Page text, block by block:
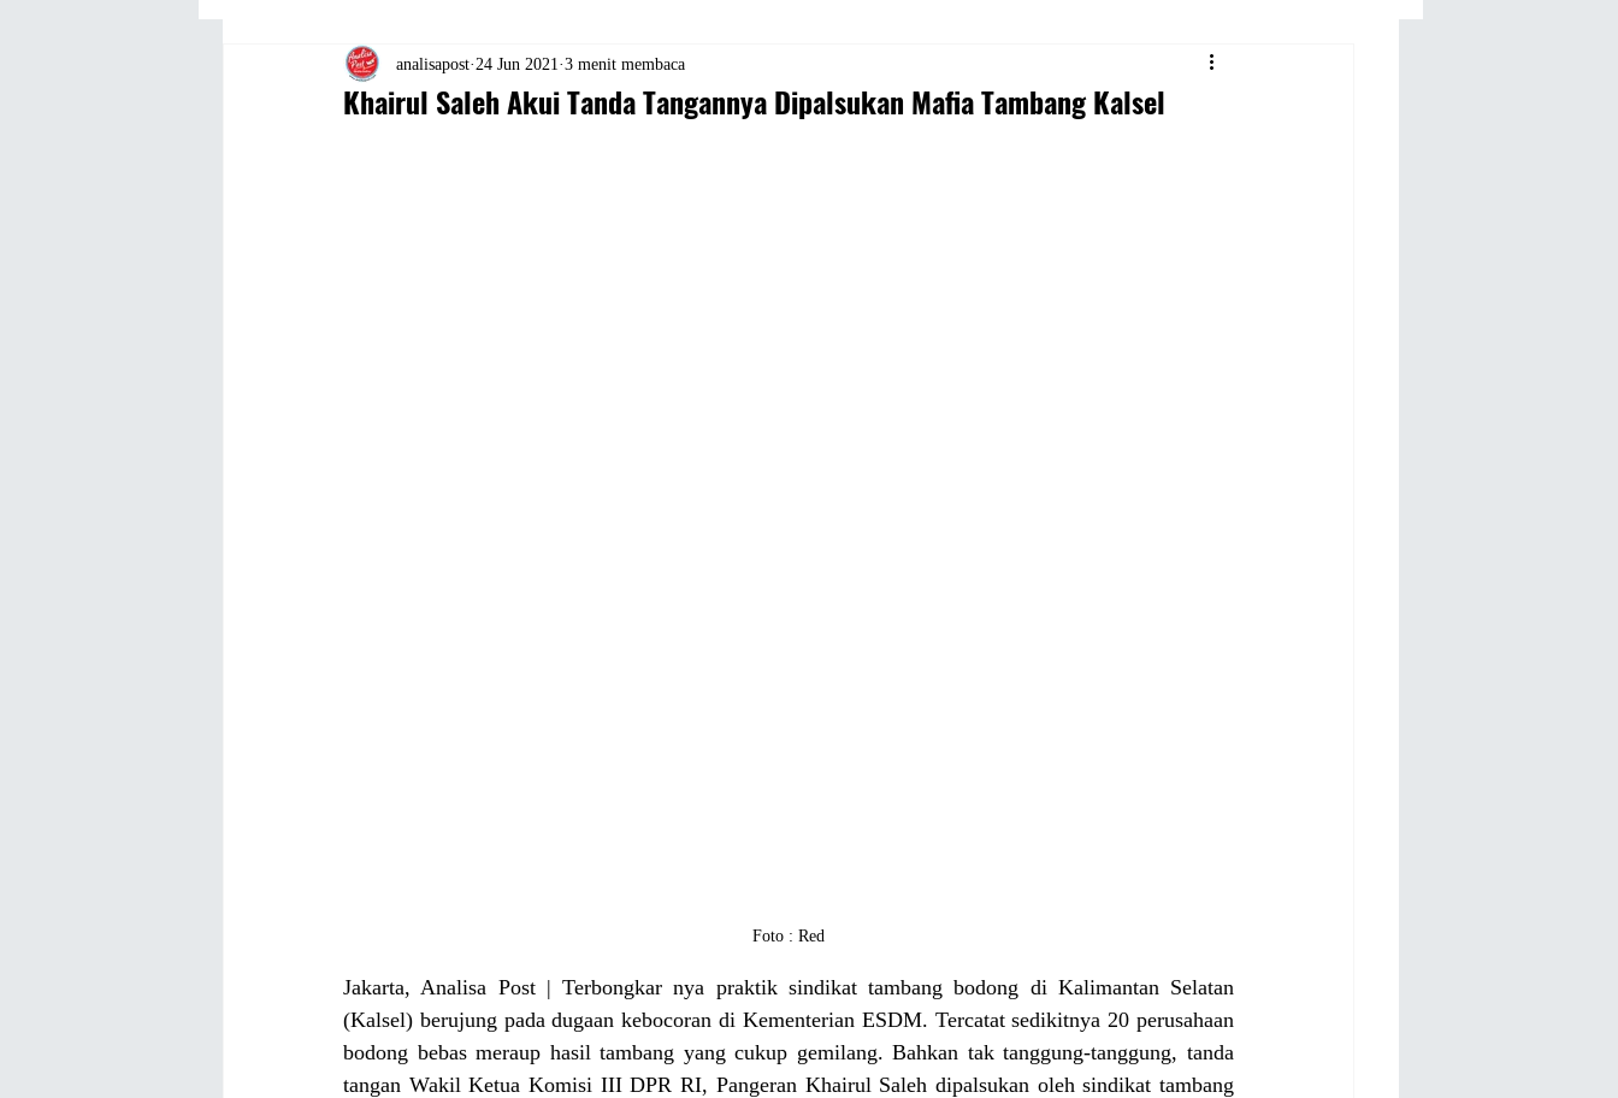
Travel Seni dan Budaya Sastra Lifestyle
Khairul Saleh Akui Tanda Tangannya Dipalsukan Mafia Tambang Kalsel
analisapost 24 Jun 2021 3 menit membaca
Foto : Red
Jakarta, Analisa Post | Terbongkar nya praktik sindikat tambang bodong di Kalimantan Selatan
(Kalsel) berujung pada dugaan kebocoran di Kementerian ESDM. Tercatat sedikitnya 20 perusahaan
bodong bebas meraup hasil tambang yang cukup gemilang. Bahkan tak tanggung-tanggung, tanda
tangan Wakil Ketua Komisi III DPR RI, Pangeran Khairul Saleh dipalsukan oleh sindikat tambang